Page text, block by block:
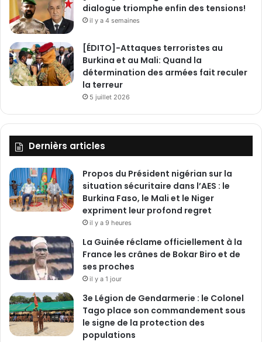
dialogue triomphe enfin des tensions!
il y a 4 semaines
[ÉDITO]-Attaques terroristes au
Burkina et au Mali: Quand la
détermination des armées fait reculer
la terreur
5 juillet 2026
Dernièrs articles
Propos du Président nigérian sur la
situation sécuritaire dans l’AES : le
Burkina Faso, le Mali et le Niger
expriment leur profond regret
il y a 9 heures
La Guinée réclame officiellement à la
France les crânes de Bokar Biro et de
ses proches
il y a 1 jour
3e Légion de Gendarmerie : le Colonel
Tago place son commandement sous
le signe de la protection des
populations